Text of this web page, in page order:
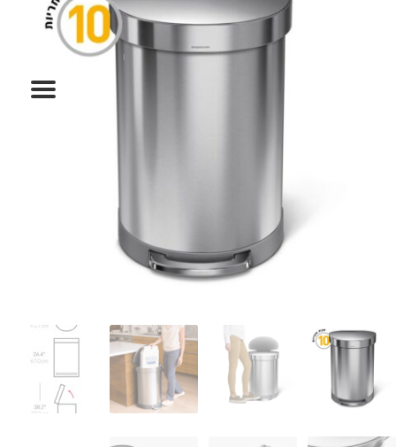
גאדג'טס וכלי מטבח
אחסון למטבח
המותגים שלנו
מתנות לחנוכת בית
מתנות למטבח
תשלום